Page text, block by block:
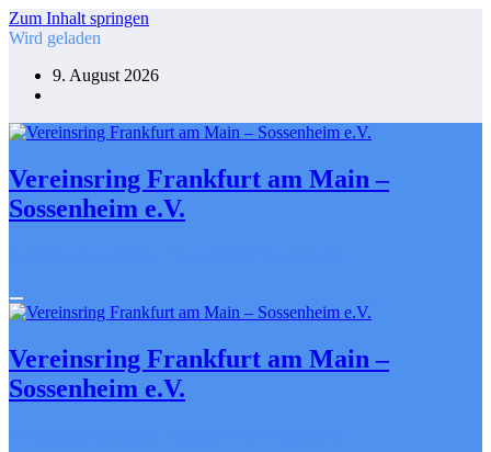
Zum Inhalt springen
Wird geladen
9. August 2026
Vereinsring Frankfurt am Main –
Sossenheim e.V.
Vereinsring Frankfurt am Main –
Sossenheim e.V.